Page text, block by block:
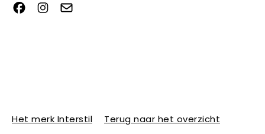
Het merk Interstil Terug naar het overzicht